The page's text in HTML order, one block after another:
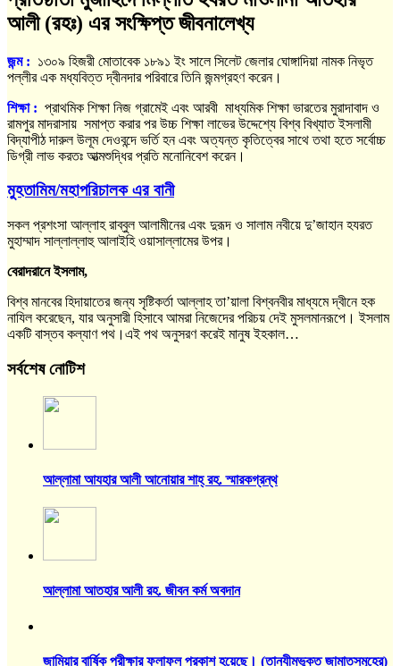
আলী (রহঃ) এর সংক্ষিপ্ত জীবনালেখ্য
জন্ম : ১৩০৯ হিজরী মোতাবেক ১৮৯১ ইং সালে সিলেট জেলার ঘোঙ্গাদিয়া নামক নিভৃত
পল্লীর এক মধ্যবিত্ত দ্বীনদার পরিবারে তিনি জন্মগ্রহণ করেন।
শিক্ষা: প্রাথমিক শিক্ষা নিজ গ্রামেই এবং আরবী মাধ্যমিক শিক্ষা ভারতের মুরাদাবাদ ও
রামপুর মাদরাসায় সমাপ্ত করার পর উচ্চ শিক্ষা লাভের উদ্দেশ্যে বিশ্ব বিখ্যাত ইসলামী
বিদ্যাপীঠ দারুল উলূম দেওবন্দে ভর্তি হন এবং অত্যন্ত কৃতিত্বের সাথে তথা হতে সর্বোচ্চ
ডিগ্রী লাভ করতঃ আত্মশুদ্ধির প্রতি মনোনিবেশ করেন।
মুহতামিম/মহাপরিচালক এর বানী
সকল প্রশংসা আল্লাহ রাব্বুল আলামীনের এবং দুরূদ ও সালাম নবীয়ে দু’জাহান হযরত
মুহাম্মাদ সাল্লাল্লাহু আলাইহি ওয়াসাল্লামের উপর।
বেরাদরানে ইসলাম,
বিশ্ব মানবের হিদায়াতের জন্য সৃষ্টিকর্তা আল্লাহ তা’য়ালা বিশ্বনবীর মাধ্যমে দ্বীনে হক
নাযিল করেছেন, যার অনুসারী হিসাবে আমরা নিজেদের পরিচয় দেই মুসলমানরূপে। ইসলাম
একটি বাস্তব কল্যাণ পথ।এই পথ অনুসরণ করেই মানুষ ইহকাল…
সর্বশেষ নোটিশ
আল্লামা আযহার আলী আনোয়ার শাহ্‌ রহ. স্মারকগ্রন্থ
আল্লামা আতহার আলী রহ. জীবন কর্ম অবদান
জামিয়ার বার্ষিক পরীক্ষার ফলাফল প্রকাশ হয়েছে। (তানযীমভুক্ত জামাতসমূহের)